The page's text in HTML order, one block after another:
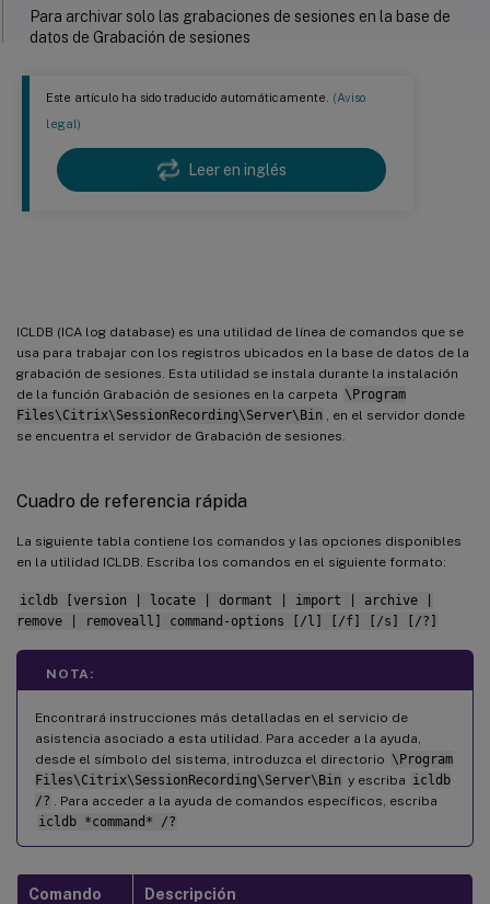
Este artículo ha sido traducido automáticamente. (Aviso
legal)
Leer en inglés
ICLDB (ICA log database) es una utilidad de línea de comandos que se
usa para trabajar con los registros ubicados en la base de datos de la
grabación de sesiones. Esta utilidad se instala durante la instalación
de la función Grabación de sesiones en la carpeta \Program
Files\Citrix\SessionRecording\Server\Bin
, en el servidor donde
se encuentra el servidor de Grabación de sesiones.
Cuadro de referencia rápida
La siguiente tabla contiene los comandos y las opciones disponibles
en la utilidad ICLDB. Escriba los comandos en el siguiente formato:
icldb [version | locate | dormant | import | archive |
remove | removeall] command-options [/l] [/f] [/s] [/?]
NOTA:
Encontrará instrucciones más detalladas en el servicio de
asistencia asociado a esta utilidad. Para acceder a la ayuda,
desde el símbolo del sistema, introduzca el directorio \Program
Files\Citrix\SessionRecording\Server\Bin y escriba icldb
/?
. Para acceder a la ayuda de comandos específicos, escriba
icldb *command* /?
Comando Descripción
Para archivar solo las grabaciones de sesiones en la base de
datos de Grabación de sesiones
Para restaurar los archivos de grabación de sesiones mediante
el directorio de restauración para archivos archivados
Para restaurar archivos de grabación de sesiones mediante el
comando import de ICLDB